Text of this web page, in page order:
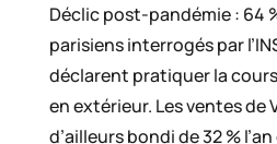
Déclic post-pandémie : 64
parisiens interrogés par
déclarent pratiquer la
en extérieur. Les ventes de
d’ailleurs bondi de 32 %